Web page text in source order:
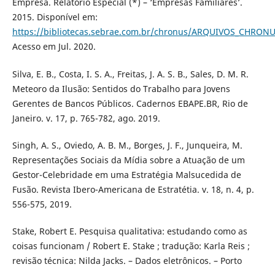
Empresa. Relatório Especial (*) – ‘Empresas Familiares’.
2015. Disponível em:
https://bibliotecas.sebrae.com.br/chronus/
Acesso em Jul. 2020.
Silva, E. B., Costa, I. S. A., Freitas, J. A. S. B., Sales, D. M. R.
Meteoro da Ilusão: Sentidos do Trabalho para Jovens
Gerentes de Bancos Públicos. Cadernos EBAPE.BR, Rio de
Janeiro. v. 17, p. 765-782, ago. 2019.
Singh, A. S., Oviedo, A. B. M., Borges, J. F., Junqueira, M.
Representações Sociais da Mídia sobre a Atuação de um
Gestor-Celebridade em uma Estratégia Malsucedida de
Fusão. Revista Ibero-Americana de Estratétia. v. 18, n. 4, p.
556-575, 2019.
Stake, Robert E. Pesquisa qualitativa: estudando como as
coisas funcionam / Robert E. Stake ; tradução: Karla Reis ;
revisão técnica: Nilda Jacks. – Dados eletrônicos. – Porto